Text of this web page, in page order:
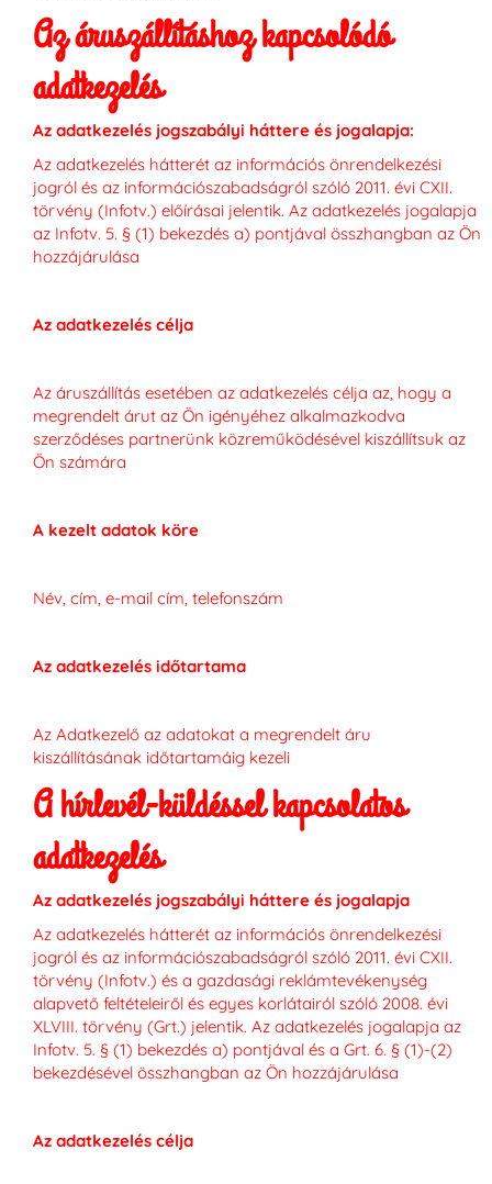
Az áruszállításhoz kapcsolódó
adatkezelés
Az adatkezelés jogszabályi háttere és jogalapja:
Az adatkezelés hátterét az információs önrendelkezési
jogról és az információszabadságról szóló 2011. évi CXII.
törvény (Infotv.) előírásai jelentik. Az adatkezelés jogalapja
az Infotv. 5. § (1) bekezdés a) pontjával összhangban az Ön
hozzájárulása
Az adatkezelés célja
Az áruszállítás esetében az adatkezelés célja az, hogy a
megrendelt árut az Ön igényéhez alkalmazkodva
szerződéses partnerünk közreműködésével kiszállítsuk az
Ön számára
A kezelt adatok köre
Név, cím, e-mail cím, telefonszám
Az adatkezelés időtartama
Az Adatkezelő az adatokat a megrendelt áru
kiszállításának időtartamáig kezeli
A hírlevél-küldéssel kapcsolatos
adatkezelés
Az adatkezelés jogszabályi háttere és jogalapja
Az adatkezelés hátterét az információs önrendelkezési
jogról és az információszabadságról szóló 2011. évi CXII.
törvény (Infotv.) és a gazdasági reklámtevékenység
alapvető feltételeiről és egyes korlátairól szóló 2008. évi
XLVIII. törvény (Grt.) jelentik. Az adatkezelés jogalapja az
Infotv. 5. § (1) bekezdés a) pontjával és a Grt. 6. § (1)-(2)
bekezdésével összhangban az Ön hozzájárulása
Az adatkezelés célja